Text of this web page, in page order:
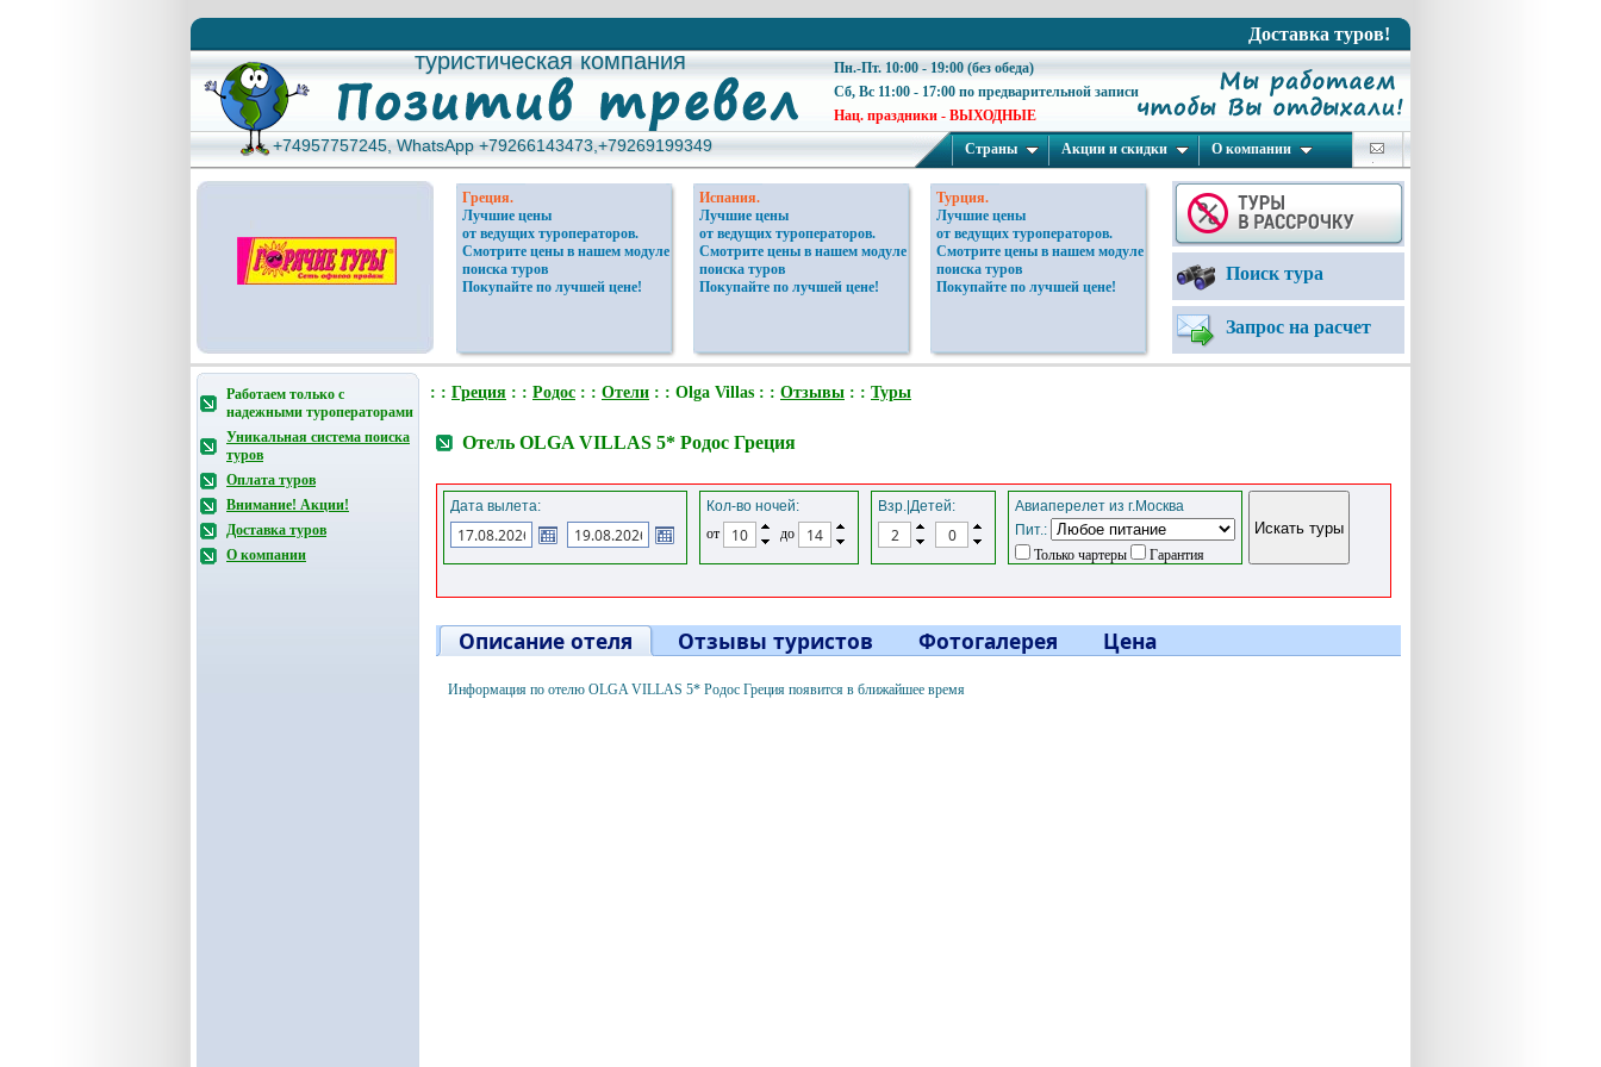
Доставка туров!
туристическая компания
туристическая компания
Пн.-Пт. 10:00 - 19:00 (без обеда)
Сб, Вс 11:00 - 17:00 по предварительной записи
Нац. праздники - ВЫХОДНЫЕ
+74957757245, WhatsApp +79266143473,+79269199349
+74957757245, WhatsApp +79266143473,+79269199349 Страны Акции и скидки О компании
Греция.
Лучшие цены
от ведущих туроператоров.
Смотрите цены в нашем модуле
поиска туров
Покупайте по лучшей цене!
Испания.
Лучшие цены
от ведущих туроператоров.
Смотрите цены в нашем модуле
поиска туров
Покупайте по лучшей цене!
Турция.
Лучшие цены
от ведущих туроператоров.
Смотрите цены в нашем модуле
поиска туров
Покупайте по лучшей цене!
Поиск тура
Запрос на расчет
Работаем только с
надежными туроператорами
Уникальная система поиска
туров
Оплата туров
Внимание! Акции!
Доставка туров
О компании
: : Греция : : Родос : : Отели : : Olga Villas : : Отзывы : : Туры
Отель OLGA VILLAS 5* Родос Греция
Дата вылета:
Кол-во ночей:
от
до
Взр.|Детей:
Авиаперелет из г.Москва
Пит.:
Только чартеры
Гарантия
Описание отеля Отзывы туристов Фотогалерея Цена
Информация по отелю OLGA VILLAS 5* Родос Греция появится в ближайшее время